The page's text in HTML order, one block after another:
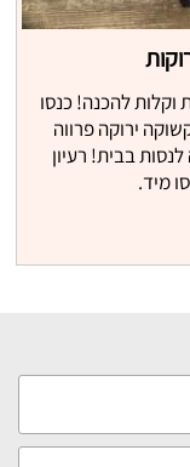
וקלות להכנה! כנסו
ירוקה פרווה
בבית! רעיון
מיד.